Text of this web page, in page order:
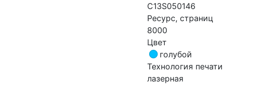
C13S050146
Ресурс, страниц
8000
Цвет
голубой
Технология печати
лазерная